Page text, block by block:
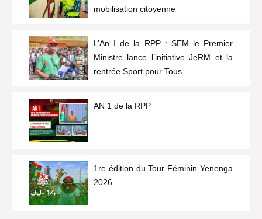
mobilisation citoyenne
L’An I de la RPP : SEM le Premier
Ministre lance l’initiative JeRM et la
rentrée Sport pour Tous…
AN 1 de la RPP
1re édition du Tour Féminin Yenenga
2026